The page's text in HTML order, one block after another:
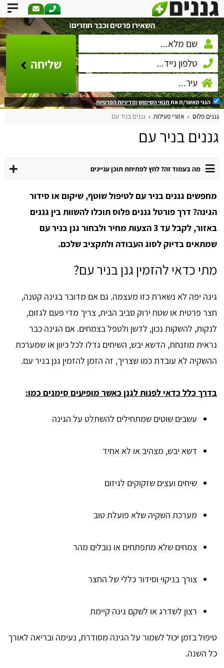
השאירו פרטים וכבר חוזרים!
שליחה
הנני מאשר/ת אתתנאי השימושומדיניות הפרטיות.
גננים פלוס אזורי פעילות גננים בניר עם
גננים בניר עם
מה בעמוד זה? לחץ לפתיחת תוכן עניינים
מחפשים גננים בניר עם לטיפול שוטף, שיקום או סידור
הגינה? דרך פורטל גננים פלוס תוכלו להשוות בין גננים
באזור, לקבל עד 3 הצעות מחיר ולבחור גנן בניר עם
שמתאים בדיוק לסוג העבודה ולתקציב שלכם.
מתי כדאי להזמין גנן בניר עם?
גינה יפה לא נשארת כזו מעצמה. גם אם מדובר בגינה קטנה,
חצר פרטית או שטח ירוק סביב הבית, צריך מדי פעם לגזום,
לנקות, להשקות נכון, לדשן ולטפל בצמחים. אם הגינה כבר
נראית מוזנחת, הדשא יבש, השיחים גדלו לכל כיוון או שמערכת
ההשקיה לא עובדת כמו שצריך, זה הזמן להזמין גנן בניר עם.
בדרך כלל כדאי לפנות לגנן כאשר מופיעים סימנים כמו:
עשבים שוטים שמתחילים להשתלט על הגינה
דשא יבש, מצהיב או לא אחיד
שיחים ועצים שזקוקים לגיזום
מערכת השקיה שלא פועלת טוב
צמחים שלא מתפתחים או נובלים מהר
צורך בניקוי וסידור כללי של החצר
רצון לשדרג או לשקם גינה קיימת
טיפול בזמן יכול לשמור על הגינה מסודרת, נעימה ובריאה לאורך
כל השנה.